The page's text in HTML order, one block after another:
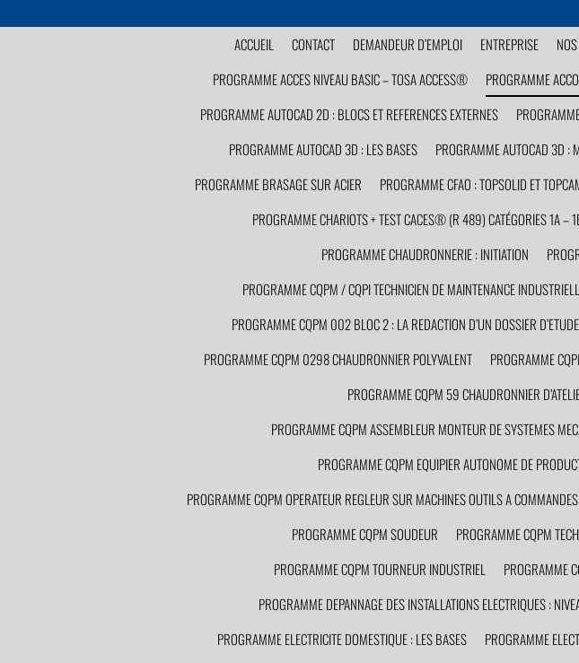
ACCUEIL CONTACT DEMANDEUR D’EMPLOI ENTREPRISE
PROGRAMME ACCES NIVEAU BASIC – TOSA ACCESS®
PROGRAMME
PROGRAMME AUTOCAD 2D : BLOCS ET REFERENCES EXTERNES
PROGRAMME AUTOCAD 3D : LES BASES
PROGRAMME AUTOCAD 3D :
PROGRAMME BRASAGE SUR ACIER
PROGRAMME CFAO : TOPSOLID ET
PROGRAMME CHARIOTS + TEST CACES® (R 489) CATÉGORIES 1A –
PROGRAMME CHAUDRONNERIE : INITIATION
PROGRAMME CQPM / CQPI TECHNICIEN DE MAINTENANCE
PROGRAMME CQPM 002 BLOC 2 : LA REDACTION D’UN DOSSIER
PROGRAMME CQPM 0298 CHAUDRONNIER POLYVALENT
PROGRAMME
PROGRAMME CQPM 59 CHAUDRONNIER
PROGRAMME CQPM ASSEMBLEUR MONTEUR DE SYSTEMES
PROGRAMME CQPM EQUIPIER AUTONOME DE
PROGRAMME CQPM OPERATEUR REGLEUR SUR MACHINES OUTILS A
PROGRAMME CQPM SOUDEUR
PROGRAMME CQPM
PROGRAMME CQPM TOURNEUR INDUSTRIEL
PROGRAMME
PROGRAMME DEPANNAGE DES INSTALLATIONS ELECTRIQUES :
PROGRAMME ELECTRICITE DOMESTIQUE : LES BASES
PROGRAMME